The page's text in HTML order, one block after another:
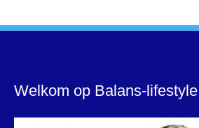
Welkom op Balans-lifestyle